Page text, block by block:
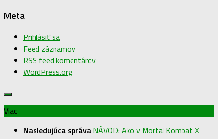
Meta
Prihlásiť sa
Feed záznamov
RSS feed komentárov
WordPress.org
Viac
Nasledujúca správa NÁVOD: Ako v Mortal Kombat X